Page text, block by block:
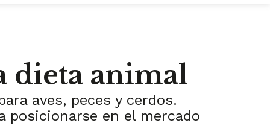
dieta animal
aves, peces y cerdos.
posicionarse en el mercado